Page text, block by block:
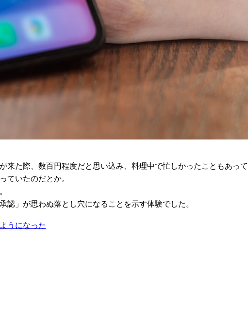
た際、数百円程度だと思い込み、料理中で忙しかったこともあっ
ていたのだとか。
」が思わぬ落とし穴になることを示す体験でした。
うになった